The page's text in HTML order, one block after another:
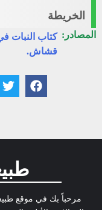
الخريطة
المصادر: كتاب النبات
قشاش.
مرحباً بك في موقع